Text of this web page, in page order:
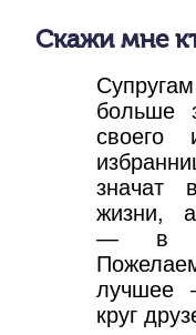
Скажи мне
больше
своего
значат
жизни,
— в
лучшее
круг